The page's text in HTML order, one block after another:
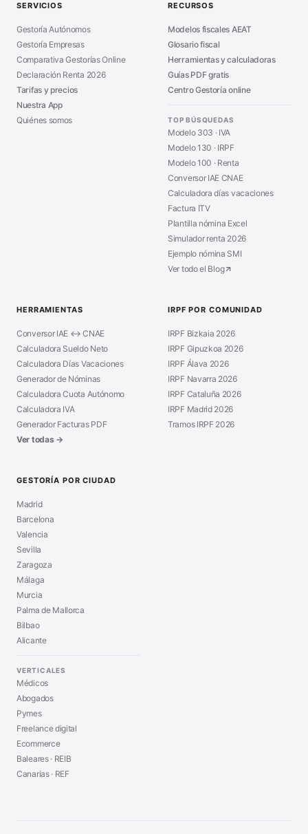
■Asesoría en Madrid
SERVICIOS
Gestoría Autónomos
Gestoría Empresas
Comparativa Gestorías Online
Declaración Renta 2026
Tarifas y precios
Nuestra App
Quiénes somos
RECURSOS
Modelos fiscales AEAT
Glosario fiscal
Herramientas y calculadoras
Guías PDF gratis
Centro Gestoría online
TOP BÚSQUEDAS
Modelo 303 · IVA
Modelo 130 · IRPF
Modelo 100 · Renta
Conversor IAE CNAE
Calculadora días vacaciones
Factura ITV
Plantilla nómina Excel
Simulador renta 2026
Ejemplo nómina SMI
Ver todo el Blog
HERRAMIENTAS
Conversor IAE ↔ CNAE
Calculadora Sueldo Neto
Calculadora Días Vacaciones
Generador de Nóminas
Calculadora Cuota Autónomo
Calculadora IVA
Generador Facturas PDF
Ver todas →
IRPF POR COMUNIDAD
IRPF Bizkaia 2026
IRPF Gipuzkoa 2026
IRPF Álava 2026
IRPF Navarra 2026
IRPF Cataluña 2026
IRPF Madrid 2026
Tramos IRPF 2026
GESTORÍA POR CIUDAD
Madrid
Barcelona
Valencia
Sevilla
Zaragoza
Málaga
Murcia
Palma de Mallorca
Bilbao
Alicante
VERTICALES
Médicos
Abogados
Pymes
Freelance digital
Ecommerce
Baleares · REIB
Canarias · REF